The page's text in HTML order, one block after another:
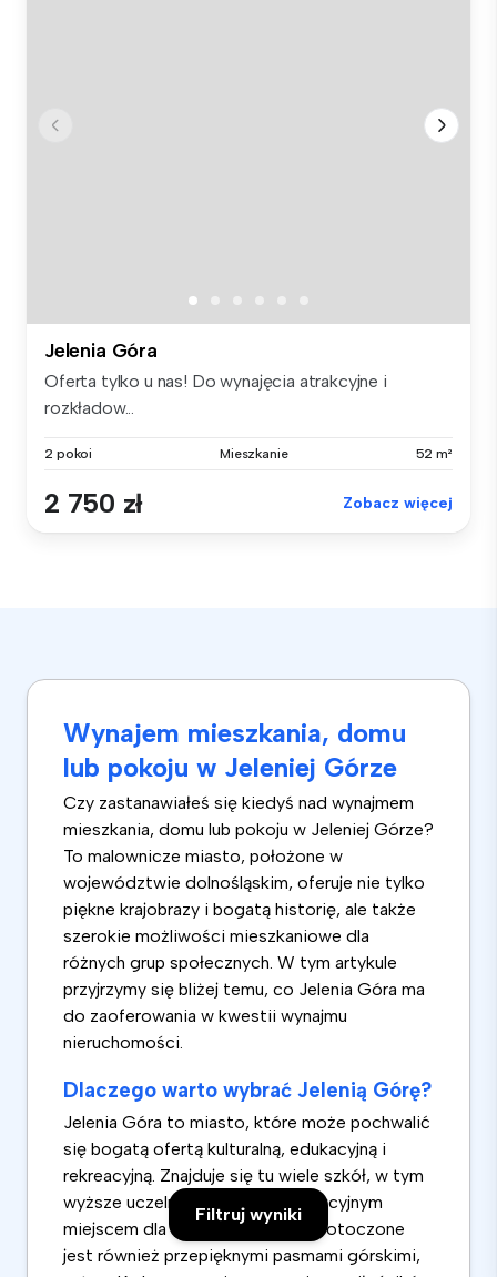
Filtruj wyniki
Jelenia Góra
Oferta tylko u nas! Do wynajęcia atrakcyjne i
rozkładow...
2 pokoi Mieszkanie 52 m²
2 750 zł Zobacz więcej
Wynajem mieszkania, domu
lub pokoju w Jeleniej Górze
Czy zastanawiałeś się kiedyś nad wynajmem
mieszkania, domu lub pokoju w Jeleniej Górze?
To malownicze miasto, położone w
województwie dolnośląskim, oferuje nie tylko
piękne krajobrazy i bogatą historię, ale także
szerokie możliwości mieszkaniowe dla
różnych grup społecznych. W tym artykule
przyjrzymy się bliżej temu, co Jelenia Góra ma
do zaoferowania w kwestii wynajmu
nieruchomości.
Dlaczego warto wybrać Jelenią Górę?
Jelenia Góra to miasto, które może pochwalić
się bogatą ofertą kulturalną, edukacyjną i
rekreacyjną. Znajduje się tu wiele szkół, w tym
wyższe uczelnie, co czyni je atrakcyjnym
miejscem dla studentów. Miasto otoczone
jest również przepięknymi pasmami górskimi,